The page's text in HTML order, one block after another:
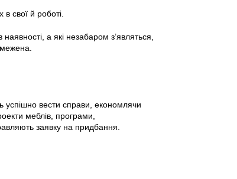
свої й роботі.
а які незабаром з’являться,
успішно вести справи, економлячи
меблів, програми,
заявку на придбання.